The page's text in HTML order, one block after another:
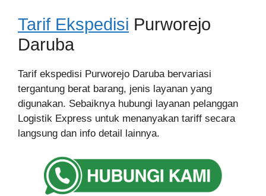
Tarif Ekspedisi Purworejo
Daruba
Tarif ekspedisi Purworejo Daruba bervariasi
tergantung berat barang, jenis layanan yang
digunakan. Sebaiknya hubungi layanan pelanggan
Logistik Express untuk menanyakan tariff secara
langsung dan info detail lainnya.